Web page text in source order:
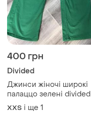
400 грн
Divided
Джинси жіночі широкі
палаццо зелені divided
XХS і ще 1